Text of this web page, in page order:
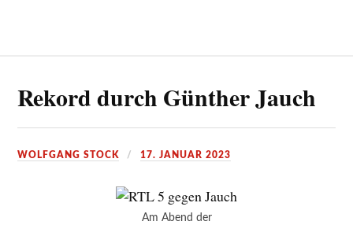
Rekord durch Günther Jauch
WOLFGANG STOCK 17. JANUAR 2023
Am Abend der